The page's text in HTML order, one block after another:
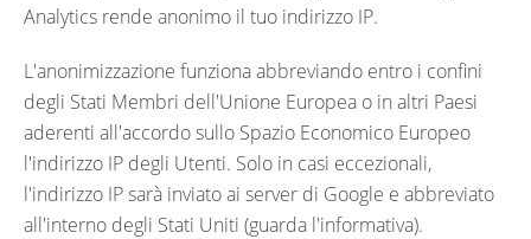
Analytics rende anonimo il tuo indirizzo IP.
L'anonimizzazione funziona abbreviando entro i confini
degli Stati Membri dell'Unione Europea o in altri Paesi
aderenti all'accordo sullo Spazio Economico Europeo
l'indirizzo IP degli Utenti. Solo in casi eccezionali,
l'indirizzo IP sarà inviato ai server di Google e abbreviato
all'interno degli Stati Uniti (guarda l'informativa).